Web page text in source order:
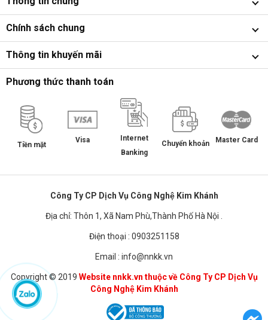
Chính sách chung
Thông tin khuyến mãi
Phương thức thanh toán
Tiền mặt
Visa
Internet
Banking
Chuyển khoản Master Card
Công Ty CP Dịch Vụ Công Nghệ Kim Khánh
Địa chỉ: Thôn 1, Xã Nam Phù,Thành Phố Hà Nội .
Điện thoại : 0903251158
Email : info@nnkk.vn
Copyright © 2019 Website nnkk.vn thuộc về Công Ty CP Dịch Vụ
Công Nghệ Kim Khánh